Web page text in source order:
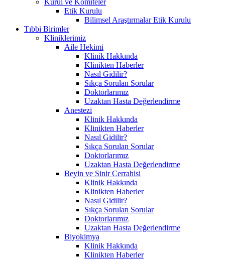
Etik Kurulu
Bilimsel Araştırmalar Etik Kurulu
Tıbbi Birimler
Kliniklerimiz
Aile Hekimi
Klinik Hakkında
Klinikten Haberler
Nasıl Gidilir?
Sıkça Sorulan Sorular
Doktorlarımız
Uzaktan Hasta Değerlendirme
Anestezi
Klinik Hakkında
Klinikten Haberler
Nasıl Gidilir?
Sıkça Sorulan Sorular
Doktorlarımız
Uzaktan Hasta Değerlendirme
Beyin ve Sinir Cerrahisi
Klinik Hakkında
Klinikten Haberler
Nasıl Gidilir?
Sıkça Sorulan Sorular
Doktorlarımız
Uzaktan Hasta Değerlendirme
Biyokimya
Klinik Hakkında
Klinikten Haberler